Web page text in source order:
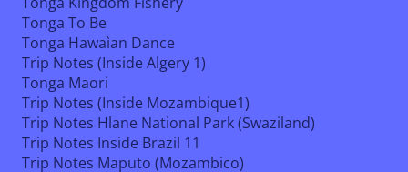
Tonga To Be
Tonga Hawaìan Dance
Trip Notes (Inside Algery 1)
Tonga Maori
Trip Notes (Inside Mozambique1)
Trip Notes Hlane National Park (Swaziland)
Trip Notes Inside Brazil 11
Trip Notes Maputo (Mozambico)